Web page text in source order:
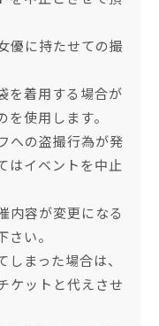
優に持たせての撮
を着用する場合が
を使用します。
への盗撮行為が発
はイベントを中止
内容が変更になる
さい。
まった場合は、
ケットと代えさせ